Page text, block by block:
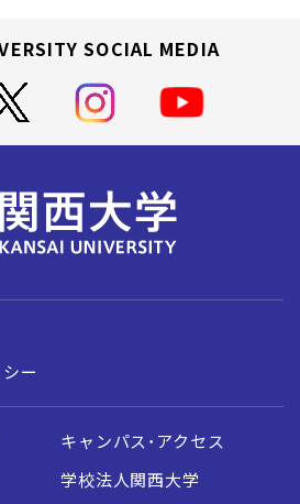
SOCIAL MEDIA
ー
キャンパス・アクセス
学校法人関西大学